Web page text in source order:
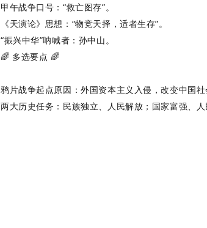
甲午战争口号 ‌：“救亡图存”。
《天演论》思想 ‌：“物竞天择，适者生存”。
“振兴中华”呐喊者 ‌：孙中山。
🌈 ‌ 多选要点 ‌ 🌈
鸦片战争起点原因 ：外国资本主义入侵，改变中国社
两大历史任务 ：民族独立、人民解放；国家富强、